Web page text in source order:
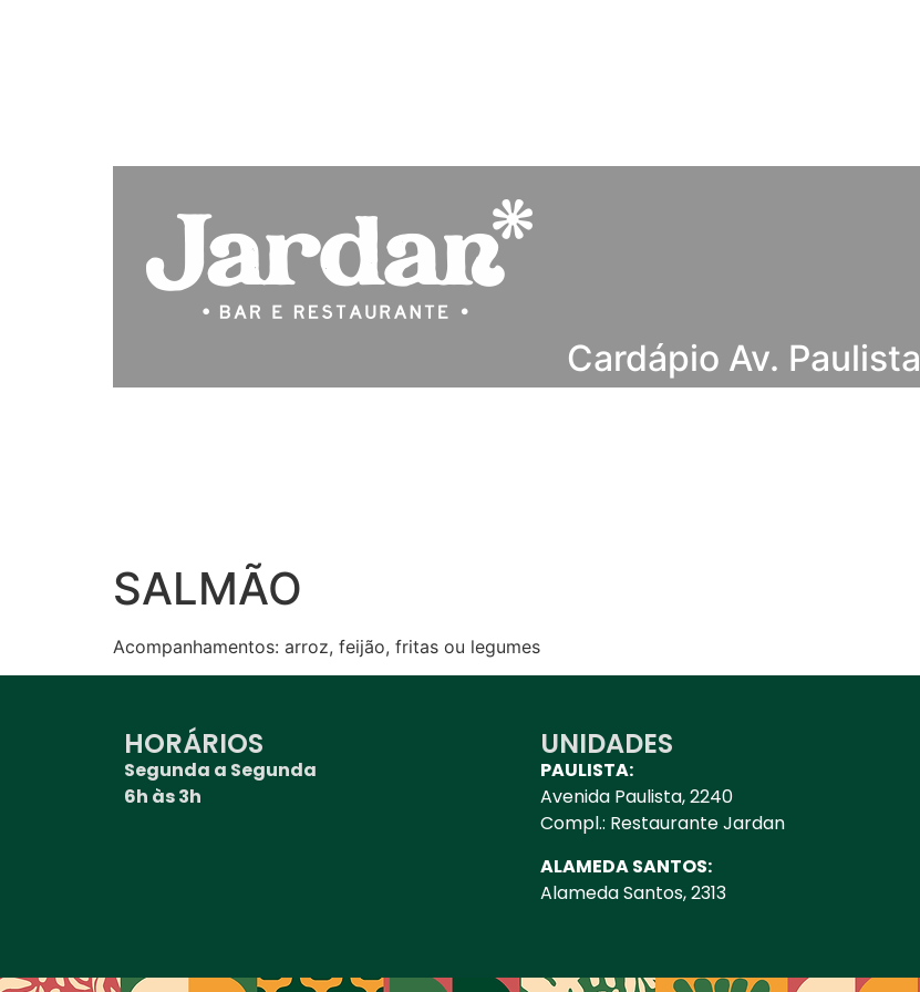
Cardápio Av. Paulista
SALMÃO
Acompanhamentos: arroz, feijão, fritas ou legumes
HORÁRIOS
Segunda a Segunda
6h às 3h
UNIDADES
PAULISTA:
Avenida Paulista, 2240
Compl.: Restaurante Jardan
ALAMEDA SANTOS:
Alameda Santos, 2313